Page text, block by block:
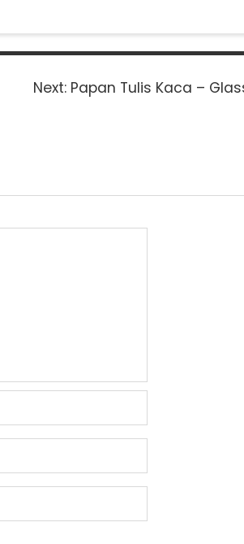
Next: Next
Papan Tulis Kaca –